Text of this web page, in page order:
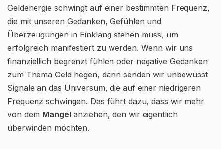
Geldenergie schwingt auf einer bestimmten Frequenz,
die mit unseren Gedanken, Gefühlen und
Überzeugungen in Einklang stehen muss, um
erfolgreich manifestiert zu werden. Wenn wir uns
finanziellich begrenzt fühlen oder negative Gedanken
zum Thema Geld hegen, dann senden wir unbewusst
Signale an das Universum, die auf einer niedrigeren
Frequenz schwingen. Das führt dazu, dass wir mehr
von dem Mangel anziehen, den wir eigentlich
überwinden möchten.